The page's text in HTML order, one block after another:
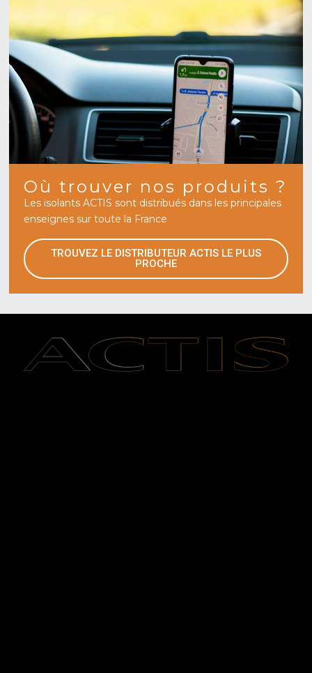
Où trouver nos produits ?
Les isolants ACTIS sont distribués dans les principales
enseignes sur toute la France
TROUVEZ LE DISTRIBUTEUR ACTIS LE PLUS
PROCHE